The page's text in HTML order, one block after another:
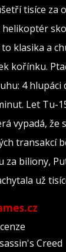
tisíce za
klasika a
kořínku.
4 hlupáci
Let Tu-
vypadá,
biliony,
už
Creed